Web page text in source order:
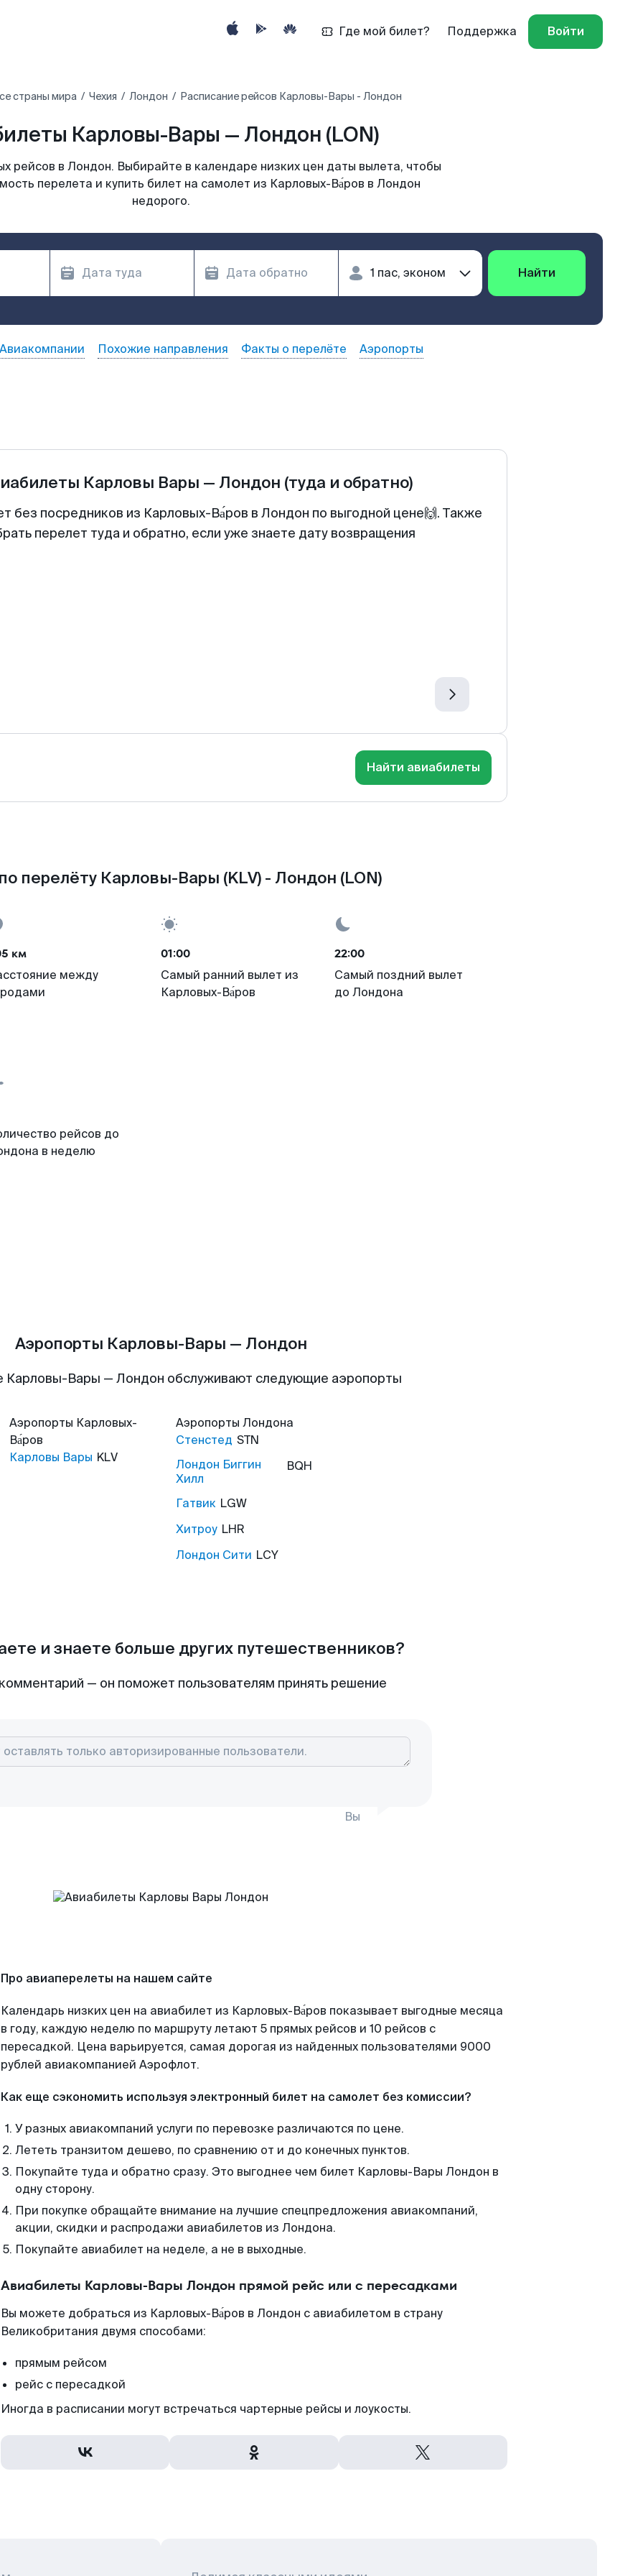
Где мой билет? Поддержка Войти
страны мира Чехия Лондон Расписание рейсов Карловы-Вары - Лондон
Карловы-Вары — Лондон (LON)
рейсов в Лондон. Выбирайте в календаре низких цен даты вылета, чтобы
перелета и купить билет на самолет из Карловых-Ва́ров в Лондон
недорого.
Найти
Авиакомпании Похожие направления Факты о перелёте Аэропорты
Карловы Вары — Лондон (туда и обратно)
без посредников из Карловых-Ва́ров в Лондон по выгодной цене🙌. Также
перелет туда и обратно, если уже знаете дату возвращения
Найти авиабилеты
перелёту Карловы-Вары (KLV) - Лондон (LON)
км
между
01:00
Самый ранний вылет из
Карловых-Ва́ров
22:00
Самый поздний вылет
до Лондона
рейсов до
в неделю
Аэропорты Карловы-Вары — Лондон
Карловы-Вары — Лондон обслуживают следующие аэропорты
Аэропорты Карловых-
Ва́ров
Карловы Вары KLV
Аэропорты Лондона
Стенстед STN
Лондон Биггин
Хилл
BQH
Гатвик LGW
Хитроу LHR
Лондон Сити LCY
и знаете больше других путешественников?
— он поможет пользователям принять решение
Вы
Про авиаперелеты на нашем сайте
Календарь низких цен на авиабилет из Карловых-Ва́ров показывает выгодные месяца
в году, каждую неделю по маршруту летают 5 прямых рейсов и 10 рейсов с
пересадкой. Цена варьируется, самая дорогая из найденных пользователями 9000
рублей авиакомпанией Аэрофлот.
Как еще сэкономить используя электронный билет на самолет без комиссии?
У разных авиакомпаний услуги по перевозке различаются по цене.
Лететь транзитом дешево, по сравнению от и до конечных пунктов.
Покупайте туда и обратно сразу. Это выгоднее чем билет Карловы-Вары Лондон в
одну сторону.
При покупке обращайте внимание на лучшие спецпредложения авиакомпаний,
акции, скидки и распродажи авиабилетов из Лондона.
Покупайте авиабилет на неделе, а не в выходные.
Авиабилеты Карловы-Вары Лондон прямой рейс или с пересадками
Вы можете добраться из Карловых-Ва́ров в Лондон с авиабилетом в страну
Великобритания двумя способами:
прямым рейсом
рейс с пересадкой
Иногда в расписании могут встречаться чартерные рейсы и лоукосты.